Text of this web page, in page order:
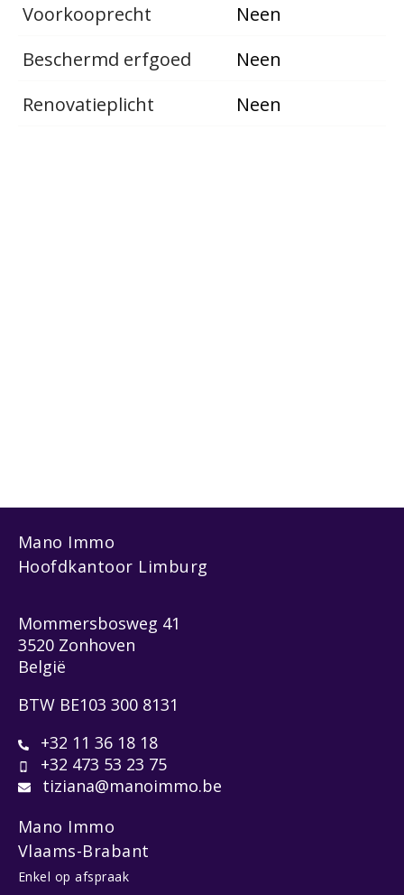
Voorkooprecht
Neen
Beschermd erfgoed
Neen
Renovatieplicht
Neen
Mano Immo
Hoofdkantoor Limburg
Mommersbosweg 41
3520 Zonhoven
België
BTW BE103 300 8131
+32 11 36 18 18
+32 473 53 23 75
tiziana@manoimmo.be
Mano Immo
Vlaams-Brabant
Enkel op afspraak